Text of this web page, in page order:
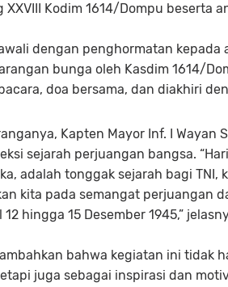
XXVIII Kodim 1614/Dompu beserta
dengan penghormatan
bunga oleh Kasdim 1614/
doa bersama, dan diakhiri
Kapten Mayor Inf. I Wayan
sejarah perjuangan bangsa.
adalah tonggak sejarah bagi TNI,
kita pada semangat perjuangan
hingga 15 Desember 1945,”
bahwa kegiatan ini tidak
juga sebagai inspirasi dan